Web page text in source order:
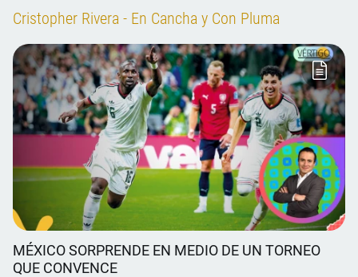
Cristopher Rivera - En Cancha y Con Pluma
MÉXICO SORPRENDE EN MEDIO DE UN TORNEO
QUE CONVENCE